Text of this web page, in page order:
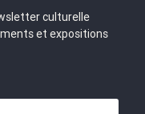
culturelle
et expositions